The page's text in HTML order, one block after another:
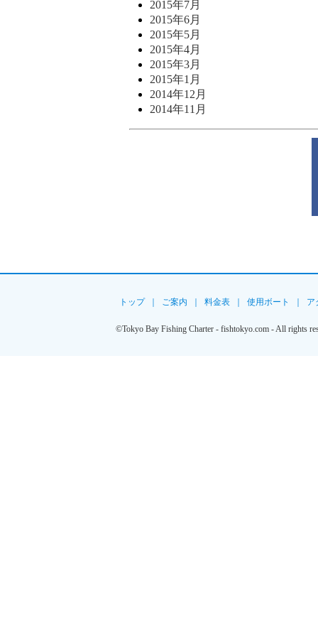
2015年7月
2015年6月
2015年5月
2015年4月
2015年3月
2015年1月
2014年12月
2014年11月
トップ ご案内 料金表 使用ボート ア
©Tokyo Bay Fishing Charter - fishtokyo.com - All rights